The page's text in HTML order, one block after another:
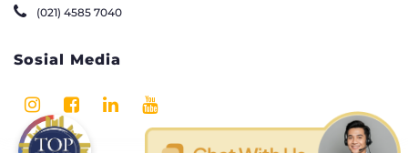
(021) 4585 7040
Sosial Media